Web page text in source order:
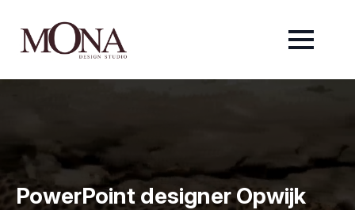
PowerPoint designer Opwijk